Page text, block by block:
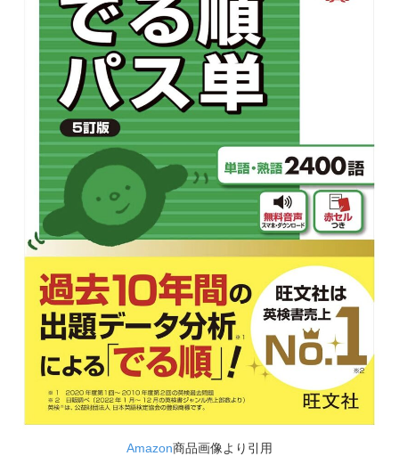
Amazon商品画像より引用